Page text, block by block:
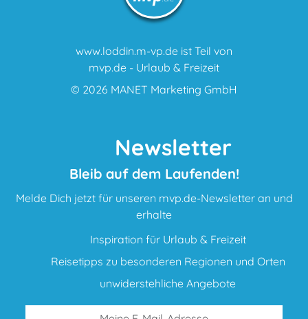
www.loddin.m-vp.de ist Teil von
mvp.de - Urlaub & Freizeit
© 2026 MANET Marketing GmbH
Newsletter
Bleib auf dem Laufenden!
Melde Dich jetzt für unseren mvp.de-Newsletter an und
erhalte
Inspiration für Urlaub & Freizeit
Reisetipps zu besonderen Regionen und Orten
unwiderstehliche Angebote